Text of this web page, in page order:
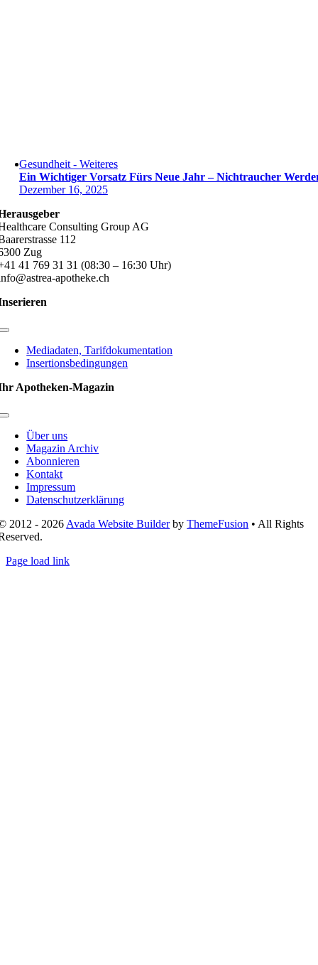
Gesundheit - Weiteres
Ein Wichtiger Vorsatz Fürs Neue Jahr – Nichtraucher
Dezember 16, 2025
Consulting Group AG
112
Zug
41 769 31 31 (08:30 – 16:30 Uhr)
apotheke.ch
Toggle
NavigationMediadaten, Tarifdokumentation
Insertionsbedingungen
Apotheken-Magazin
Toggle
NavigationÜber uns
Magazin Archiv
Abonnieren
Kontakt
Impressum
Datenschutzerklärung
2012 - 2026 Avada Website BuilderbyThemeFusion • All Rights
Page load link